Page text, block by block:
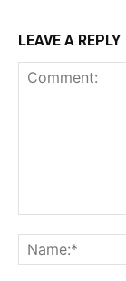
LEAVE A REPLY